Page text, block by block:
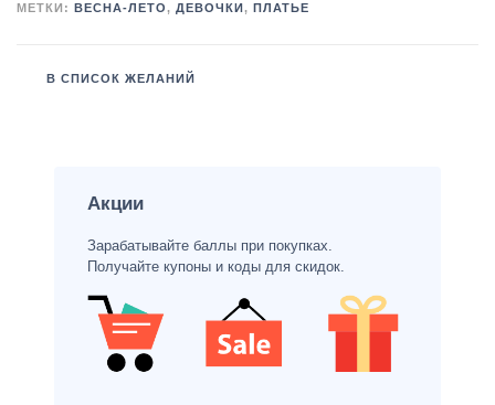
МЕТКИ: ВЕСНА-ЛЕТО, ДЕВОЧКИ , ПЛАТЬЕ
В СПИСОК ЖЕЛАНИЙ
Акции
Зарабатывайте баллы при покупках.
Получайте купоны и коды для скидок.